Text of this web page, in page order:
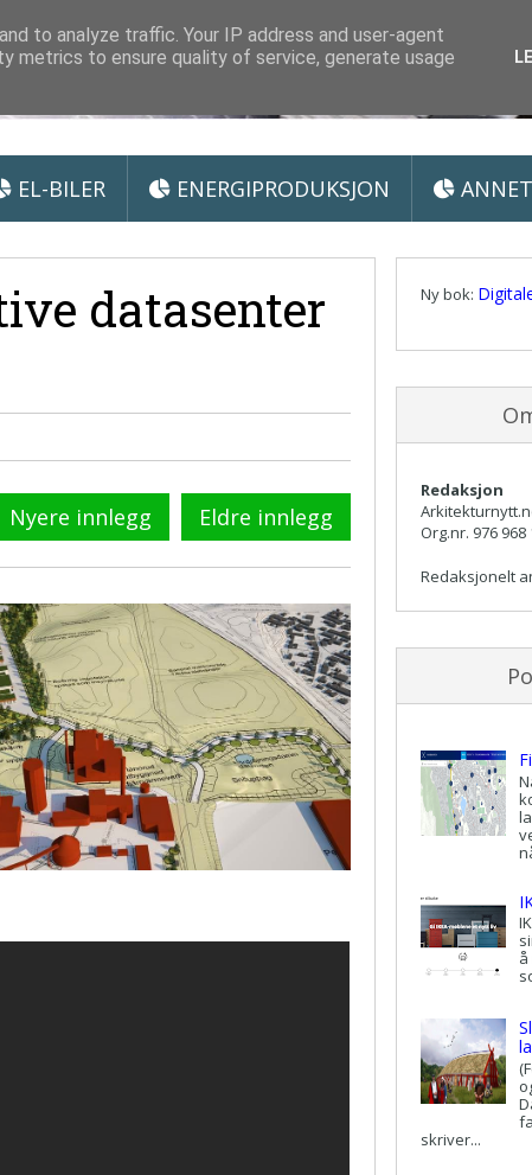
EL-BILER ENERGIPRODUKSJON ANNET
datasenter
Nyere innlegg Eldre innlegg
Ny bok:
Redaksjon
Org.nr. 976 968
Redaksjonelt
skriver...
to analyze traffic. Your IP address and user-agent
metrics to ensure quality of service, generate usage